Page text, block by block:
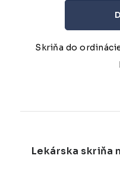
Skriňa do
Lekárska skriňa